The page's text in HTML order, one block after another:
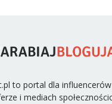
to portal dla
i mediach